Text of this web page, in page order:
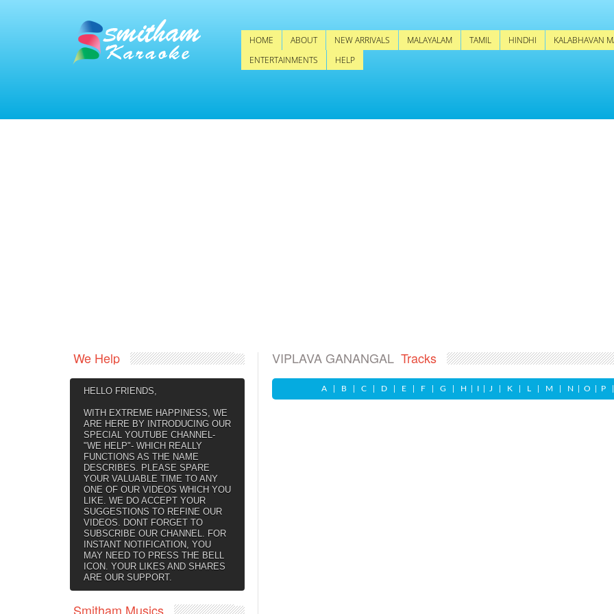
HOME ABOUT NEW ARRIVALS MALAYALAM TAMIL HINDHI KALABHAVAN
ENTERTAINMENTS
HELP
We Help
HELLO FRIENDS,
WITH EXTREME HAPPINESS, WE
ARE HERE BY INTRODUCING OUR
SPECIAL YOUTUBE CHANNEL-
"WE HELP"- WHICH REALLY
FUNCTIONS AS THE NAME
DESCRIBES. PLEASE SPARE
YOUR VALUABLE TIME TO ANY
ONE OF OUR VIDEOS WHICH YOU
LIKE. WE DO ACCEPT YOUR
SUGGESTIONS TO REFINE OUR
VIDEOS. DONT FORGET TO
SUBSCRIBE OUR CHANNEL. FOR
INSTANT NOTIFICATION, YOU
MAY NEED TO PRESS THE BELL
ICON. YOUR LIKES AND SHARES
ARE OUR SUPPORT.
Smitham Musics
VIPLAVA GANANGAL Tracks
A B C D E F G H I J K L M N O P